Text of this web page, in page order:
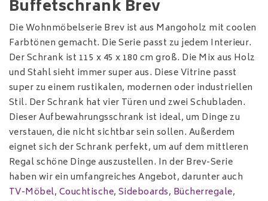
Buffetschrank Brev
Die Wohnmöbelserie Brev ist aus Mangoholz mit coolen
Farbtönen gemacht. Die Serie passt zu jedem Interieur.
Der Schrank ist 115 x 45 x 180 cm groß. Die Mix aus Holz
und Stahl sieht immer super aus. Diese Vitrine passt
super zu einem rustikalen, modernen oder industriellen
Stil. Der Schrank hat vier Türen und zwei Schubladen.
Dieser Aufbewahrungsschrank ist ideal, um Dinge zu
verstauen, die nicht sichtbar sein sollen. Außerdem
eignet sich der Schrank perfekt, um auf dem mittleren
Regal schöne Dinge auszustellen. In der Brev-Serie
haben wir ein umfangreiches Angebot, darunter auch
TV-Möbel, Couchtische, Sideboards, Bücherregale,